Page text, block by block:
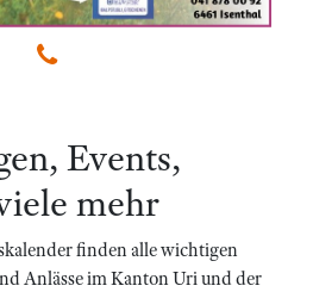
Events,
mehr
finden alle wichtigen
Anlässe im Kanton Uri und der